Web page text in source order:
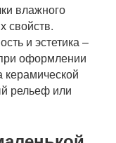
влажного
свойств.
и эстетика –
оформлении
рельеф или